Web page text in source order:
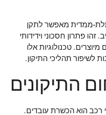
תלת-ממדית מאפשר לתקן
פתרון חסכוני וידידותי
טכנולוגיות אלו
לשיפור תהליכי התיקון.
התיקונים
רכב הוא הכשרת עובדים.